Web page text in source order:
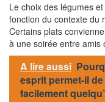
Le choix des légumes
fonction du contexte du
Certains plats
à une soirée entre amis
A lire aussi
esprit permet-il
facilement